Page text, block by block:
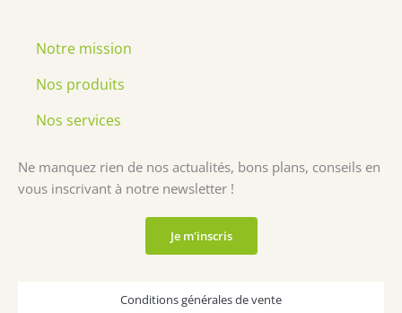
Conditions générales de vente
Notre mission
Nos produits
Nos services
Ne manquez rien de nos actualités, bons plans, conseils en
vous inscrivant à notre newsletter !
Je m'inscris